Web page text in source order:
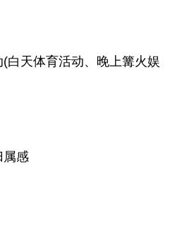
白天体育活动、晚上篝火娱
属感